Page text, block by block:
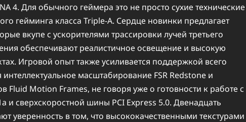
4. Для обычного геймера это не просто сухие технические
гейминга класса Triple-A. Сердце новинки предлагает
вкупе с ускорителями трассировки лучей третьего
обеспечивают реалистичное освещение и высокую
Игровой опыт также усиливается поддержкой всего
масштабирование FSR Redstone и
Motion Frames, не говоря уже о готовности к работе с
сверхскоростной шины PCI Express 5.0. Двенадцать
уверенность в том, что высококачественными текстурами